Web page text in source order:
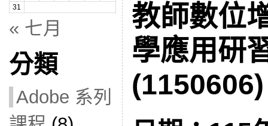
31
« 七月
分類
Adobe 系列
教師數位
學應用研
(1150606)